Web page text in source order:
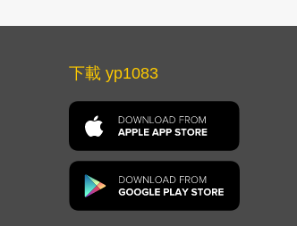
下載 yp1083